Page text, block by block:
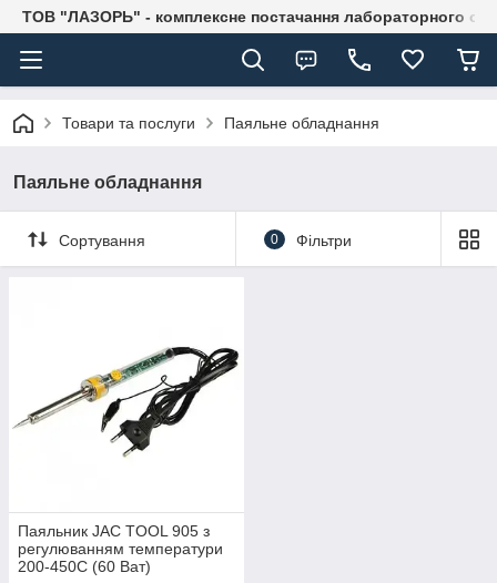
ТОВ "ЛАЗОРЬ" - комплексне постачання лабораторного
Товари та послуги Паяльне обладнання
Паяльне обладнання
Сортування 0 Фільтри
Паяльник JAC TOOL 905 з
регулюванням температури
200-450С (60 Ват)